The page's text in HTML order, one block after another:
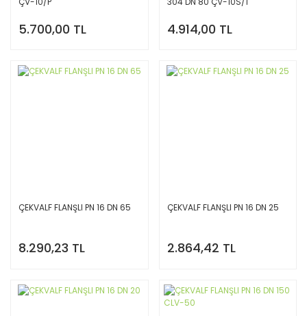
5.700,00 TL 4.914,00 TL
ÇEKVALF FLANŞLI PN 16 DN 65
8.290,23 TL
ÇEKVALF FLANŞLI PN 16 DN 25
2.864,42 TL